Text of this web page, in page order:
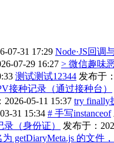
07-31 17:29 Node·JS回调
07-29 16:27 > 微信趣味
测试测试12344 发布于
接种记录（通过接种台）
2026-05-11 15:37 try finally
31 15:34 # 手写instanceof
（身份证） 发布于：
getDiaryMeta.js 的文件